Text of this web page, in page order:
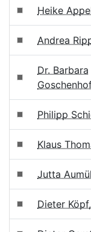
Heike
Andrea
Dr. Barbara
Philipp
Klaus
Jutta
Dieter